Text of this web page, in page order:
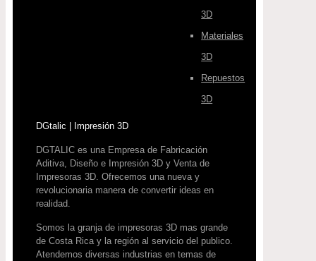
3D
Materiales
3D
Repuestos
3D
DGtalic | Impresión 3D
DGTALIC es una Empresa de Fabricación
Aditiva, Diseño e Impresión 3D y Venta de
Impresoras 3D. Ofrecemos una nueva y
revolucionaria manera de convertir ideas en
realidad.
Somos la granja de impresoras 3D mas grande
de Costa Rica y la región al servicio del publico.
Atendemos diversas industrias en temas de